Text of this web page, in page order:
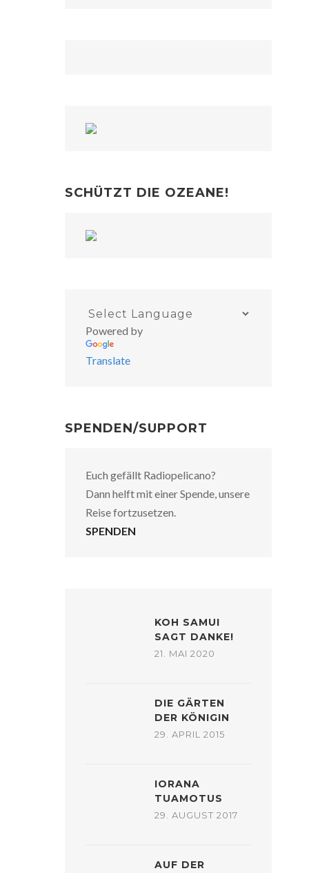
SCHÜTZT DIE OZEANE!
Powered by
Translate
SPENDEN/SUPPORT
Euch gefällt Radiopelicano?
Dann helft mit einer Spende, unsere
Reise fortzusetzen.
SPENDEN
KOH SAMUI
SAGT DANKE!
21. MAI 2020
DIE GÄRTEN
DER KÖNIGIN
29. APRIL 2015
IORANA
TUAMOTUS
29. AUGUST 2017
AUF DER